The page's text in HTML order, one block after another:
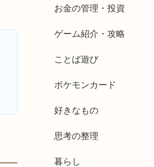
お金の管理・投資
ゲーム紹介・攻略
ことば遊び
ポケモンカード
好きなもの
思考の整理
暮らし